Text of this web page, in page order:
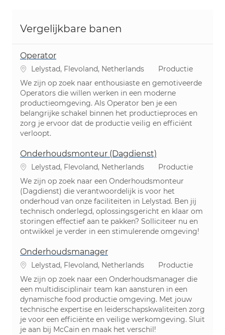
Vergelijkbare banen
Operator
PlaatsLelystad, Flevoland, Netherlands Categorie
Productie
We zijn op zoek naar enthousiaste en gemotiveerde
Operators die willen werken in een moderne
productieomgeving. Als Operator ben je een
belangrijke schakel binnen het productieproces en
zorg je ervoor dat de productie veilig en efficiënt
verloopt.
Onderhoudsmonteur (Dagdienst)
PlaatsLelystad, Flevoland, Netherlands Categorie
Productie
We zijn op zoek naar een Onderhoudsmonteur
(Dagdienst) die verantwoordelijk is voor het
onderhoud van onze faciliteiten in Lelystad. Ben jij
technisch onderlegd, oplossingsgericht en klaar om
storingen effectief aan te pakken? Solliciteer nu en
ontwikkel je verder in een stimulerende omgeving!
Onderhoudsmanager
PlaatsLelystad, Flevoland, Netherlands Categorie
Productie
We zijn op zoek naar een Onderhoudsmanager die
een multidisciplinair team kan aansturen in een
dynamische food productie omgeving. Met jouw
technische expertise en leiderschapskwaliteiten zorg
je voor een efficiënte en veilige werkomgeving. Sluit
je aan bij McCain en maak het verschil!